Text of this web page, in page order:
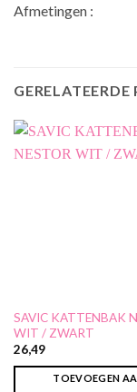
Afmetingen :
SAVIC KATTENBAK
WIT / ZWART
26,49
TOEVOEGEN